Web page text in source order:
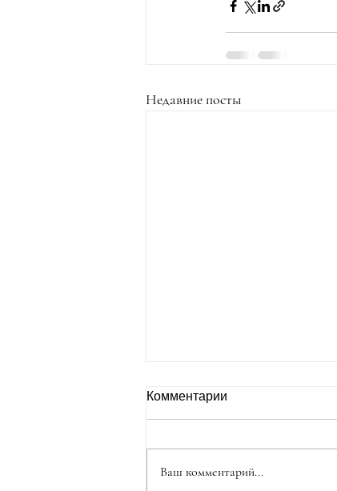
Недавние посты
Комментарии
Ваш комментарий...